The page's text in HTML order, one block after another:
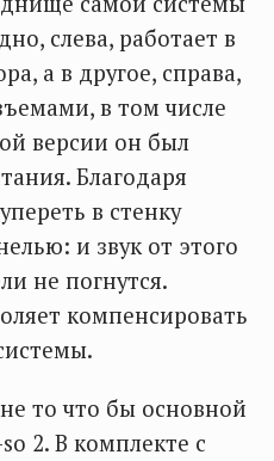
слева, работает в
а в другое, справа,
в том числе
версии он был
Благодаря
в стенку
и звук от этого
не погнутся.
компенсировать
то что бы основной
2. В комплекте с